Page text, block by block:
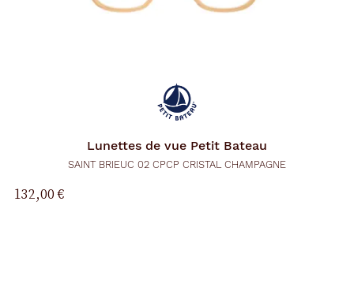
Lunettes de vue Petit Bateau
SAINT BRIEUC 02 CPCP CRISTAL CHAMPAGNE
132,00 €